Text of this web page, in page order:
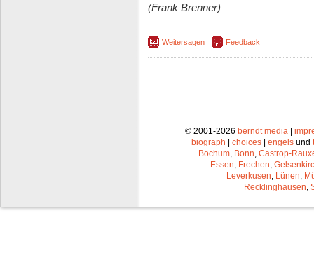
(Frank Brenner)
Weitersagen Feedback
© 2001-2026 berndt media |
biograph | choices | engels und
Bochum Bonn Castrop-
Essen Frechen
Leverkusen Lünen
Recklinghausen